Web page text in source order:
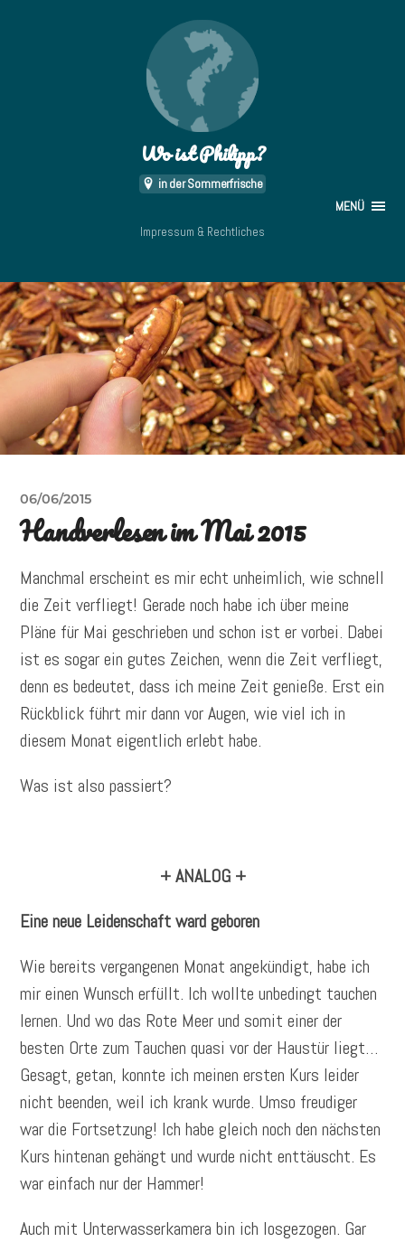
Wo ist Philipp?
in der Sommerfrische
MENÜ
Impressum & Rechtliches
06/06/2015
Handverlesen im Mai 2015
Manchmal erscheint es mir echt unheimlich, wie schnell
die Zeit verfliegt! Gerade noch habe ich über meine
Pläne für Mai geschrieben und schon ist er vorbei. Dabei
ist es sogar ein gutes Zeichen, wenn die Zeit verfliegt,
denn es bedeutet, dass ich meine Zeit genieße. Erst ein
Rückblick führt mir dann vor Augen, wie viel ich in
diesem Monat eigentlich erlebt habe.
Was ist also passiert?
+ ANALOG +
Eine neue Leidenschaft ward geboren
Wie bereits vergangenen Monat angekündigt, habe ich
mir einen Wunsch erfüllt. Ich wollte unbedingt tauchen
lernen. Und wo das Rote Meer und somit einer der
besten Orte zum Tauchen quasi vor der Haustür liegt…
Gesagt, getan, konnte ich meinen ersten Kurs leider
nicht beenden, weil ich krank wurde. Umso freudiger
war die Fortsetzung! Ich habe gleich noch den nächsten
Kurs hintenan gehängt und wurde nicht enttäuscht. Es
war einfach nur der Hammer!
Auch mit Unterwasserkamera bin ich losgezogen. Gar